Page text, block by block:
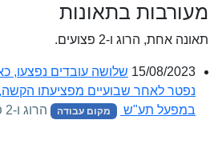
מעורבות בתאונות
תאונה אחת, הרוג ו-2 פצועים.
15/08/2023 שלושה עובדים נפצעו,
נפטר לאחר שבועיים מפציעתו
במפעל תע"ש
מקום עבודה הרוג ו-2 פצועים